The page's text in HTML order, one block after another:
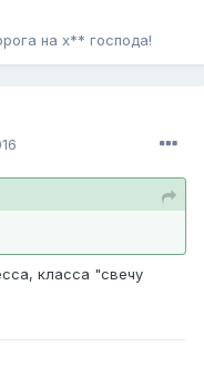
на х** господа!
класса "свечу